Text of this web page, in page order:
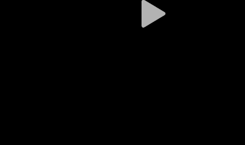
Play